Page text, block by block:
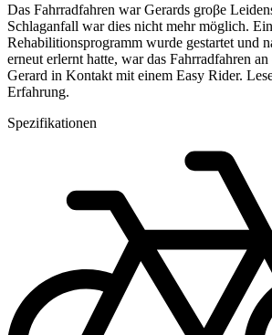
Das Fahrradfahren war Gerards groβe
Schlaganfall war dies nicht mehr möglich. Ein
Rehabilitionsprogramm wurde gestartet und
erneut erlernt hatte, war das Fahrradfahren
Gerard in Kontakt mit einem Easy Rider.
Erfahrung.
Spezifikationen